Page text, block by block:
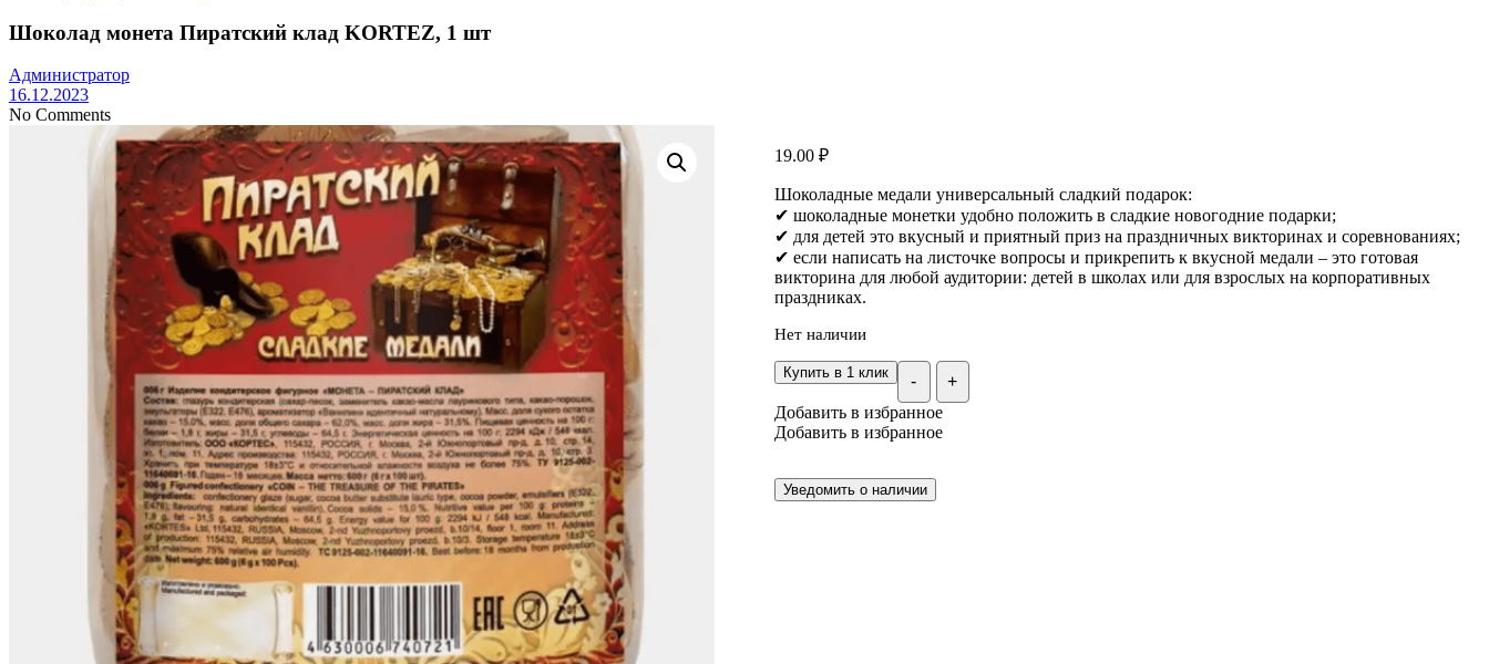
Шоколад монета Пиратский клад KORTEZ, 1 шт
Администратор
16.12.2023
No Comments
19.00 ₽
Шоколадные медали универсальный сладкий подарок:
✔ шоколадные монетки удобно положить в сладкие новогодние подарки;
✔ для детей это вкусный и приятный приз на праздничных викторинах и соревнованиях;
✔ если написать на листочке вопросы и прикрепить к вкусной медали – это готовая
викторина для любой аудитории: детей в школах или для взрослых на корпоративных
праздниках.
Нет наличии
- +
Купить в 1 клик
Добавить в избранное
Добавить в избранное